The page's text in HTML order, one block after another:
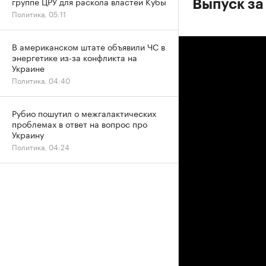
Выпуск
Политика, 05:11
В американском штате объявили ЧС в
энергетике из-за конфликта на
Украине
Политика, 04:40
Рубио пошутил о межгалактических
проблемах в ответ на вопрос про
Украину
Политика, 04:24